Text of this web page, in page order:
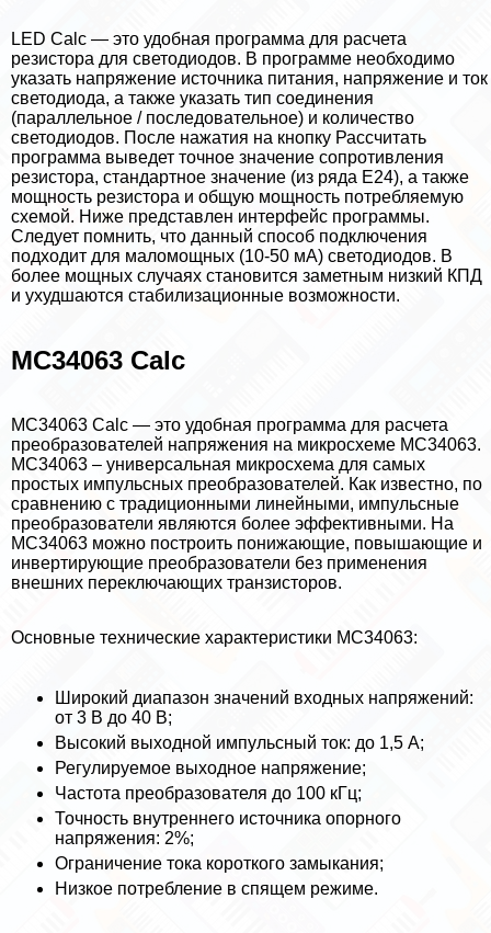
LED Calc — это удобная программа для расчета
резистора для светодиодов. В программе необходимо
указать напряжение источника питания, напряжение и ток
светодиода, а также указать тип соединения
(параллельное / последовательное) и количество
светодиодов. После нажатия на кнопку Рассчитать
программа выведет точное значение сопротивления
резистора, стандартное значение (из ряда E24), а также
мощность резистора и общую мощность потрeбляемую
схемой. Ниже представлен интерфейс программы.
Следует помнить, что данный способ подключения
подходит для маломощных (10-50 мА) светодиодов. В
более мощных случаях становится заметным низкий КПД
и ухудшаются стабилизационные возможности.
MC34063 Calc
MC34063 Calc — это удобная программа для расчета
преобразователей напряжения на микросхеме MC34063.
MC34063 – универсальная микросхема для самых
простых импульсных преобразователей. Как известно, по
сравнению с традиционными линейными, импульсные
преобразователи являются более эффективными. На
MC34063 можно построить понижающие, повышающие и
инвертирующие преобразователи без применения
внешних переключающих транзисторов.
Основные технические хаpaктеристики MC34063:
Широкий диапазон значений входных напряжений:
от 3 В до 40 В;
Высокий выходной импульсный ток: до 1,5 А;
Регулируемое выходное напряжение;
Частота преобразователя до 100 кГц;
Точность внутреннего источника опopного
напряжения: 2%;
Ограничение тока короткого замыкания;
Низкое потрeбление в спящем режиме.